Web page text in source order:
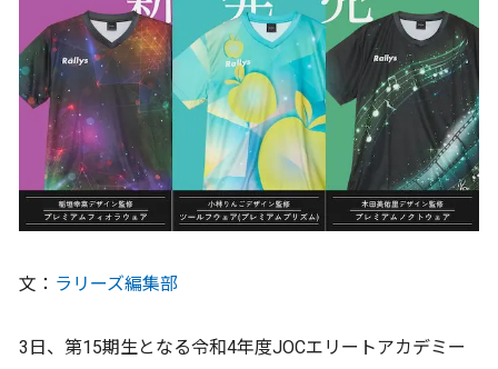
文： ラリーズ編集部
3日、第15期生となる令和4年度JOCエリートアカデミー